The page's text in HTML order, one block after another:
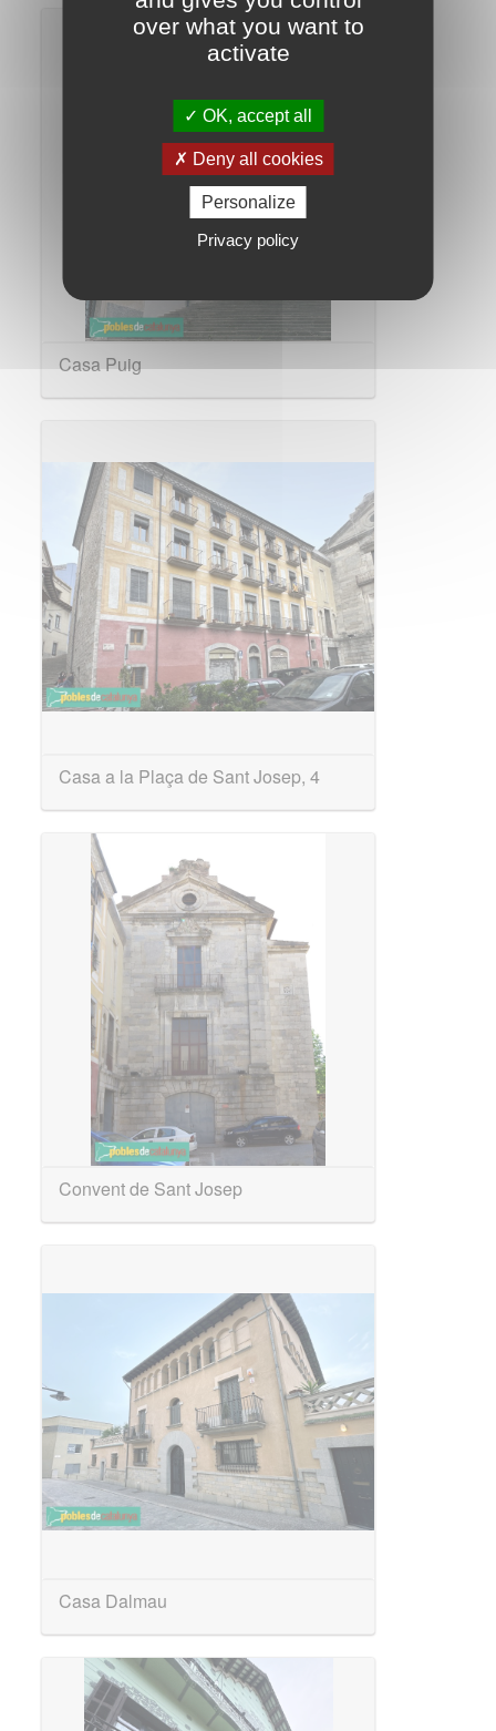
Casa Puig
Casa a la Plaça de Sant Josep, 4
Convent de Sant Josep
Casa Dalmau
over what you want to
activate
OK, accept all
Deny all cookies
Personalize
Privacy policy